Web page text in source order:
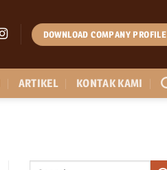
DOWNLOAD COMPANY PROFILE
ARTIKEL KONTAK KAMI